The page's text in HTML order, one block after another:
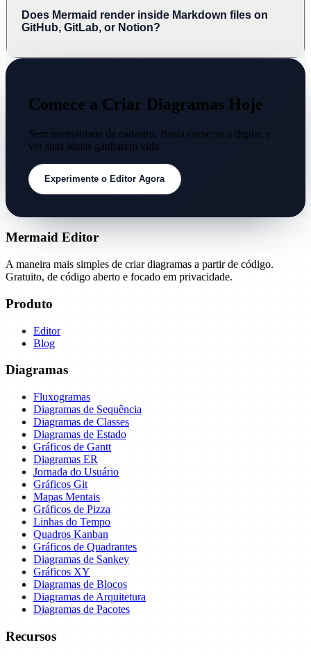
Does Mermaid render inside Markdown files on
GitHub, GitLab, or Notion?
Comece a Criar Diagramas Hoje
Sem necessidade de cadastro. Basta começar a digitar e
ver suas ideias ganharem vida.
Experimente o Editor Agora
Mermaid Editor
A maneira mais simples de criar diagramas a partir de código.
Gratuito, de código aberto e focado em privacidade.
Produto
Editor
Blog
Diagramas
Fluxogramas
Diagramas de Sequência
Diagramas de Classes
Diagramas de Estado
Gráficos de Gantt
Diagramas ER
Jornada do Usuário
Gráficos Git
Mapas Mentais
Gráficos de Pizza
Linhas do Tempo
Quadros Kanban
Gráficos de Quadrantes
Diagramas de Sankey
Gráficos XY
Diagramas de Blocos
Diagramas de Arquitetura
Diagramas de Pacotes
Recursos